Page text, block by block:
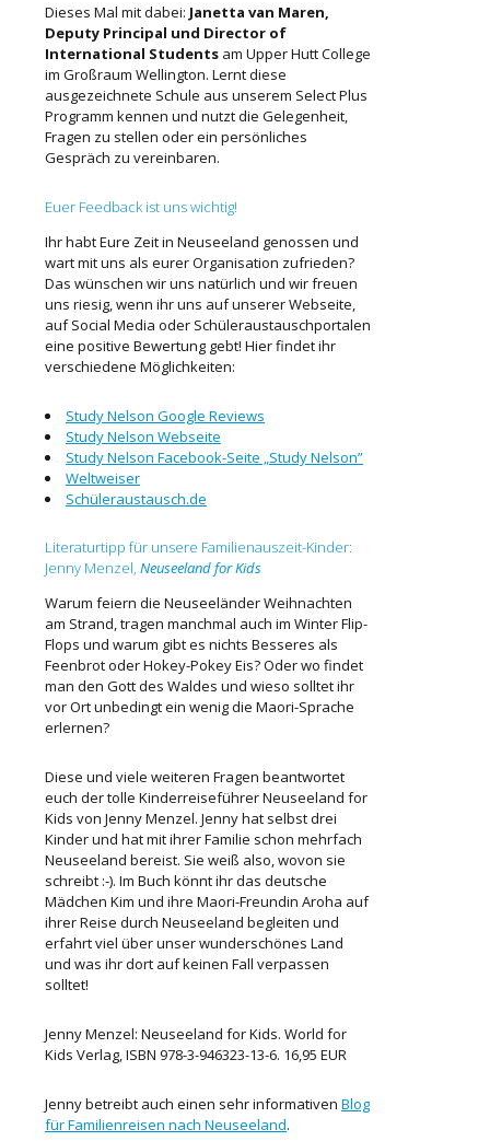
Dieses Mal mit dabei: Janetta van Maren,
Deputy Principal und Director of
International Students am Upper Hutt College
im Großraum Wellington. Lernt diese
ausgezeichnete Schule aus unserem Select Plus
Programm kennen und nutzt die Gelegenheit,
Fragen zu stellen oder ein persönliches
Gespräch zu vereinbaren.
Euer Feedback ist uns wichtig!
Ihr habt Eure Zeit in Neuseeland genossen und
wart mit uns als eurer Organisation zufrieden?
Das wünschen wir uns natürlich und wir freuen
uns riesig, wenn ihr uns auf unserer Webseite,
auf Social Media oder Schüleraustauschportalen
eine positive Bewertung gebt! Hier findet ihr
verschiedene Möglichkeiten:
Study Nelson Google Reviews
Study Nelson Webseite
Study Nelson Facebook-Seite „Study Nelson”
Weltweiser
Schüleraustausch.de
Literaturtipp für unsere Familienauszeit-Kinder:
Jenny Menzel, Neuseeland for Kids
Warum feiern die Neuseeländer Weihnachten
am Strand, tragen manchmal auch im Winter Flip-
Flops und warum gibt es nichts Besseres als
Feenbrot oder Hokey-Pokey Eis? Oder wo findet
man den Gott des Waldes und wieso solltet ihr
vor Ort unbedingt ein wenig die Maori-Sprache
erlernen?
Diese und viele weiteren Fragen beantwortet
euch der tolle Kinderreiseführer Neuseeland for
Kids von Jenny Menzel. Jenny hat selbst drei
Kinder und hat mit ihrer Familie schon mehrfach
Neuseeland bereist. Sie weiß also, wovon sie
schreibt :-). Im Buch könnt ihr das deutsche
Mädchen Kim und ihre Maori-Freundin Aroha auf
ihrer Reise durch Neuseeland begleiten und
erfahrt viel über unser wunderschönes Land
und was ihr dort auf keinen Fall verpassen
solltet!
Jenny Menzel: Neuseeland for Kids. World for
Kids Verlag, ISBN 978-3-946323-13-6. 16,95 EUR
Jenny betreibt auch einen sehr informativen Blog
für Familienreisen nach Neuseeland.